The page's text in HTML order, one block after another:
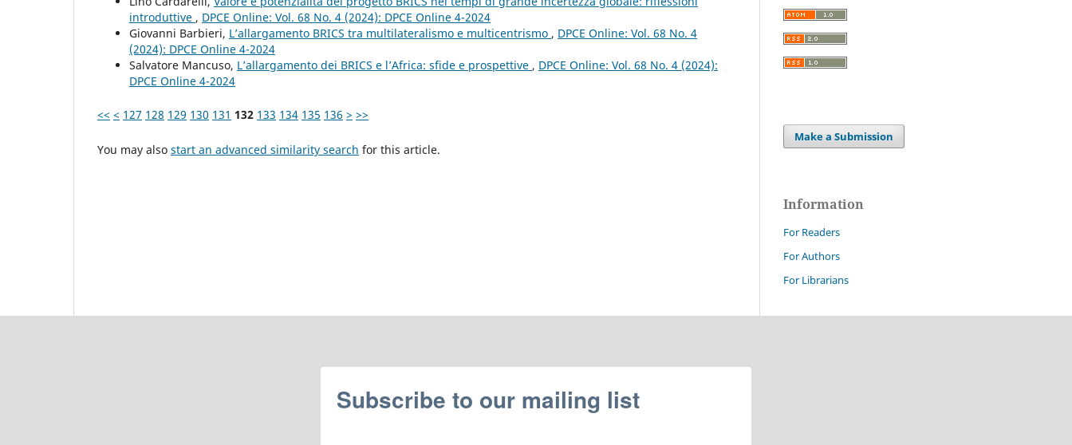
introduttive , DPCE Online: Vol. 68 No. 4 (2024): DPCE Online 4-2024
Giovanni Barbieri, L’allargamento BRICS tra multilateralismo e multicentrismo , DPCE Online: Vol. 68 No. 4
(2024): DPCE Online 4-2024
Salvatore Mancuso, L’allargamento dei BRICS e l’Africa: sfide e prospettive , DPCE Online: Vol. 68 No. 4 (2024):
DPCE Online 4-2024
<< < 127 128 129 130 131 132 133 134 135 136 > >>
You may also start an advanced similarity search for this article.
Make a Submission
Information
For Readers
For Authors
For Librarians